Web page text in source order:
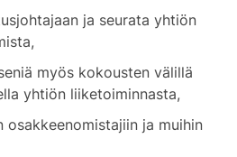
ja seurata yhtiön
myös kokousten välillä
yhtiön liiketoiminnasta,
ja muihin